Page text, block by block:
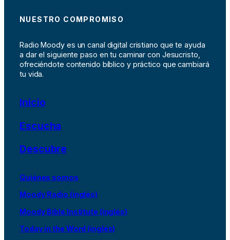
NUESTRO COMPROMISO
Radio Moody es un canal digital cristiano que te ayuda
a dar el siguiente paso en tu caminar con Jesucristo,
ofreciéndote contenido bíblico y práctico que cambiará
tu vida.
Inicio
Escucha
Descubre
Quiénes somos
Moody Radio (inglés)
Moody Bible Institute (inglés)
Today in the Word (inglés)